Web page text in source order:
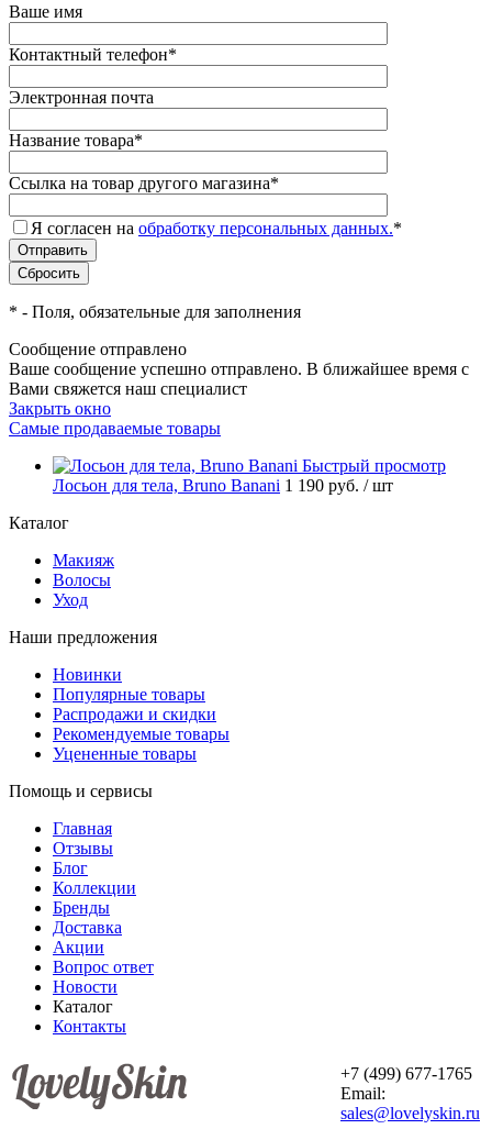
Ваше имя
Контактный телефон*
Электронная почта
Название товара*
Ссылка на товар другого магазина*
Я согласен на обработку персональных данных.*
* - Поля, обязательные для заполнения
Сообщение отправлено
Ваше сообщение успешно отправлено. В ближайшее время с
Вами свяжется наш специалист
Закрыть окно
Самые продаваемые товары
Быстрый просмотр
Лосьон для тела, Bruno Banani 1 190 руб. / шт
Каталог
Макияж
Волосы
Уход
Наши предложения
Новинки
Популярные товары
Распродажи и скидки
Рекомендуемые товары
Уцененные товары
Помощь и сервисы
Главная
Отзывы
Блог
Коллекции
Бренды
Доставка
Акции
Вопрос ответ
Новости
Каталог
Контакты
+7 (499) 677-1765
Email:
sales@lovelyskin.ru